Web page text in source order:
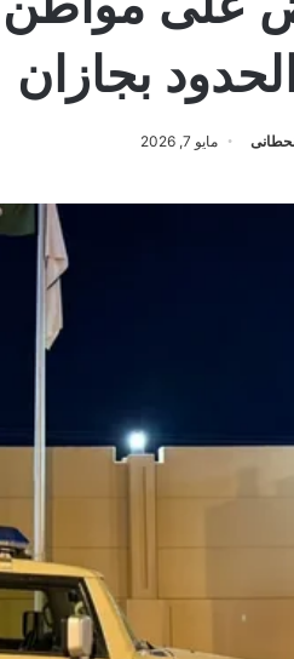
بجازان
مايو 7, 2026